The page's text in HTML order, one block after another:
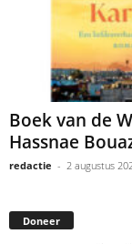
Boek van de
Hassnae
redactie - 2 augustus
Doneer